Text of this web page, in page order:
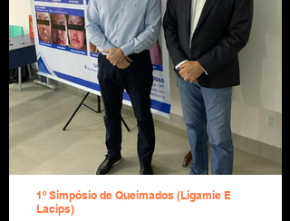
1º Simpósio de Queimados (Ligamie E
Lacips)